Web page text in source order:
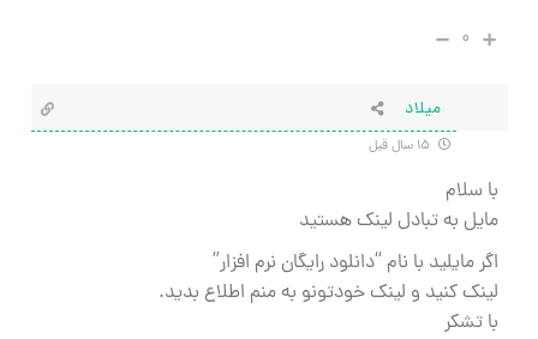
۰
میلاد
با سلام
مایل به تبادل لینک هستید
اگر مایلید با نام “دانلود رایگان نرم افزار”
لینک کنید و لینک خودتونو به منم اطلاع بدید.
با تشکر